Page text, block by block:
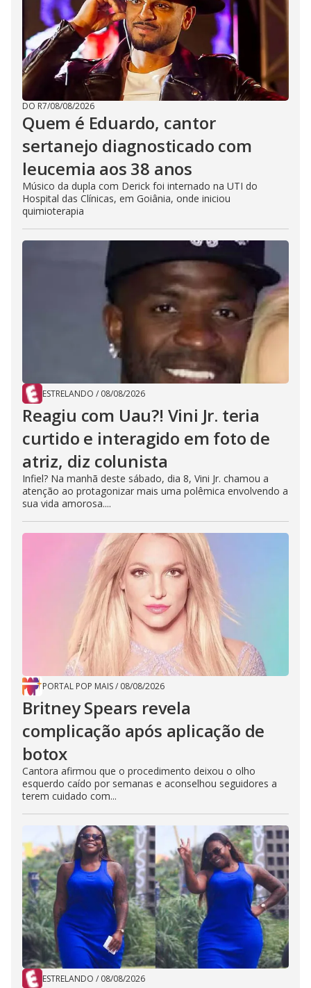
DO R7/08/08/2026
Quem é Eduardo, cantor
sertanejo diagnosticado com
leucemia aos 38 anos
Músico da dupla com Derick foi internado na UTI do
Hospital das Clínicas, em Goiânia, onde iniciou
quimioterapia
ESTRELANDO / 08/08/2026
Reagiu com Uau?! Vini Jr. teria
curtido e interagido em foto de
atriz, diz colunista
Infiel? Na manhã deste sábado, dia 8, Vini Jr. chamou a
atenção ao protagonizar mais uma polêmica envolvendo a
sua vida amorosa....
PORTAL POP MAIS/ 08/08/2026
Britney Spears revela
complicação após aplicação de
botox
Cantora afirmou que o procedimento deixou o olho
esquerdo caído por semanas e aconselhou seguidores a
terem cuidado com...
ESTRELANDO / 08/08/2026